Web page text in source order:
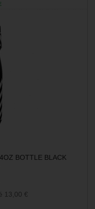
BOTTLE BLACK
13,00 €